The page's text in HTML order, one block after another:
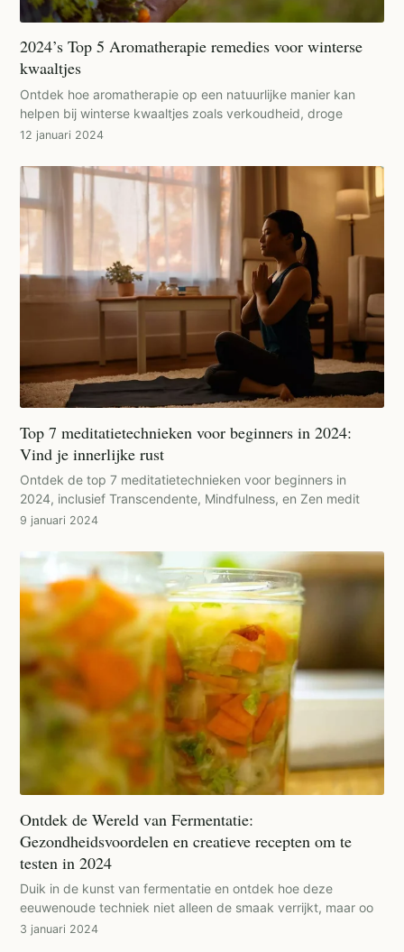
2024’s Top 5 Aromatherapie remedies voor winterse
kwaaltjes
Ontdek hoe aromatherapie op een natuurlijke manier kan
helpen bij winterse kwaaltjes zoals verkoudheid, droge
12 januari 2024
Top 7 meditatietechnieken voor beginners in 2024:
Vind je innerlijke rust
Ontdek de top 7 meditatietechnieken voor beginners in
2024, inclusief Transcendente, Mindfulness, en Zen medit
9 januari 2024
Ontdek de Wereld van Fermentatie:
Gezondheidsvoordelen en creatieve recepten om te
testen in 2024
Duik in de kunst van fermentatie en ontdek hoe deze
eeuwenoude techniek niet alleen de smaak verrijkt, maar oo
3 januari 2024